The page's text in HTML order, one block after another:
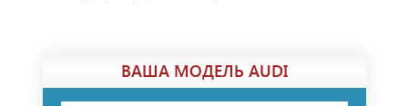
ВАША МОДЕЛЬ AUDI